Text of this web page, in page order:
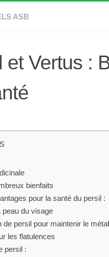
ASB
et Vertus :
bienfaits
pour la santé du persil :
du visage
de persil pour maintenir le
les flatulences
persil :